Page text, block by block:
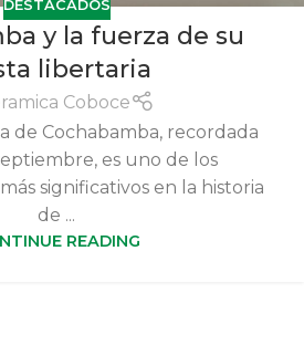
DESTACADOS
y la fuerza de su
libertaria
Coboce
de Cochabamba, recordada
es uno de los
significativos en la historia
de ...
READING